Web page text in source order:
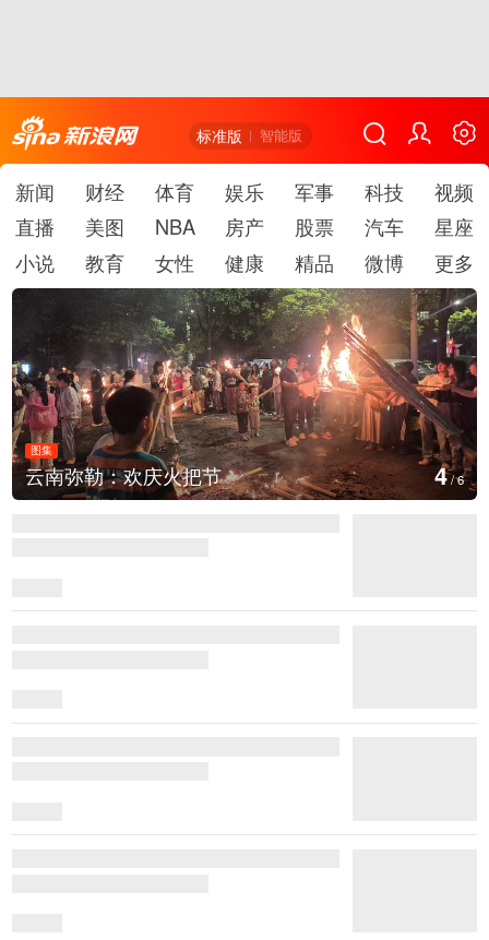
标准版 智能版
新闻 财经 体育 娱乐 军事 科技
视频
直播
美图 NBA 房产 股票 汽车
星座
小说
教育 女性 健康 精品 微博 更多
图集
云南弥勒：欢庆火把节 4/6